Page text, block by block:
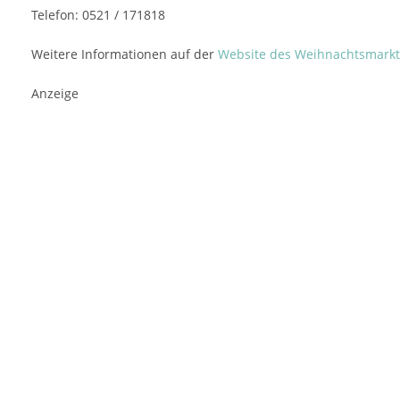
Telefon: 0521 / 171818
Weitere Informationen auf der Website des
Anzeige